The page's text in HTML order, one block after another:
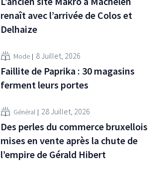
renaît avec l’arrivée de Colos et
Delhaize
Mode 8 Juillet, 2026
Faillite de Paprika : 30 magasins
ferment leurs portes
Général 28 Juillet, 2026
Des perles du commerce bruxellois
mises en vente après la chute de
l’empire de Gérald Hibert